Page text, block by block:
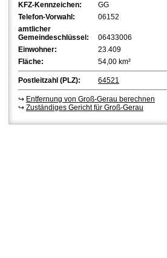
KFZ-Kennzeichen:
GG
Telefon-Vorwahl:
06152
amtlicher
Gemeindeschlüssel:
06433006
Einwohner:
23.409
Fläche:
54,00 km²
Postleitzahl (PLZ): 64521
↪ Entfernung von Groß-Gerau berechnen
↪ Zuständiges Gericht für Groß-Gerau